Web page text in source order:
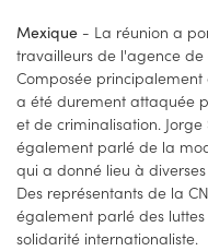
Mexique - La réunion a
travailleurs de l'agence
Composée principalement
a été durement attaquée
et de criminalisation.
également parlé de la
qui a donné lieu à
Des représentants de la
également parlé des
solidarité internationaliste.